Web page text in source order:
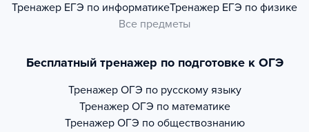
Тренажер ЕГЭ по информатикеТренажер ЕГЭ по физике
Все предметы
Бесплатный тренажер по подготовке к ОГЭ
Тренажер ОГЭ по русскому языку
Тренажер ОГЭ по математике
Тренажер ОГЭ по обществознанию